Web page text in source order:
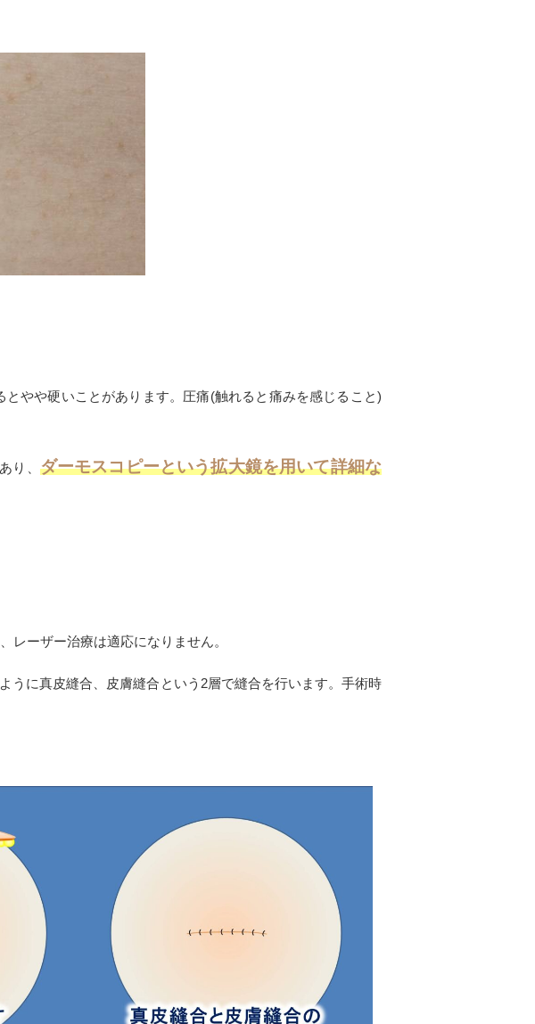
やや硬いことがあります。圧痛(触れると痛みを感じること)
り、 ダーモスコピーという拡大鏡を用いて詳細な
レーザー治療は適応になりません。
うに真皮縫合、皮膚縫合という 2層で縫合を行います。手術時